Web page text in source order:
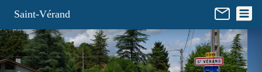
Saint-Vérand